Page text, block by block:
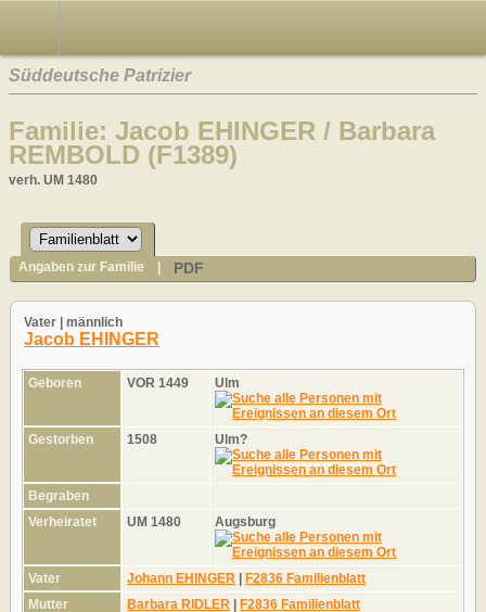
Süddeutsche Patrizier
Familie: Jacob EHINGER / Barbara
REMBOLD (F1389)
verh. UM 1480
Angaben zur Familie PDF
Vater | männlich
Jacob EHINGER
Geboren VOR 1449 Ulm
Gestorben 1508 Ulm?
Begraben
Verheiratet
UM 1480 Augsburg
Vater Johann EHINGER | F2836 Familienblatt
Mutter
Barbara RIDLER | F2836 Familienblatt